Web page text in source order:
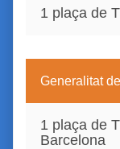
1 plaça de
Generalitat
1 plaça de
Barcelona